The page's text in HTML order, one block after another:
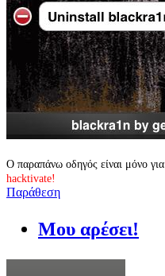
Ο παραπάνω οδηγός είναι μόνο για
hacktivate!
Παράθεση
Μου αρέσει!